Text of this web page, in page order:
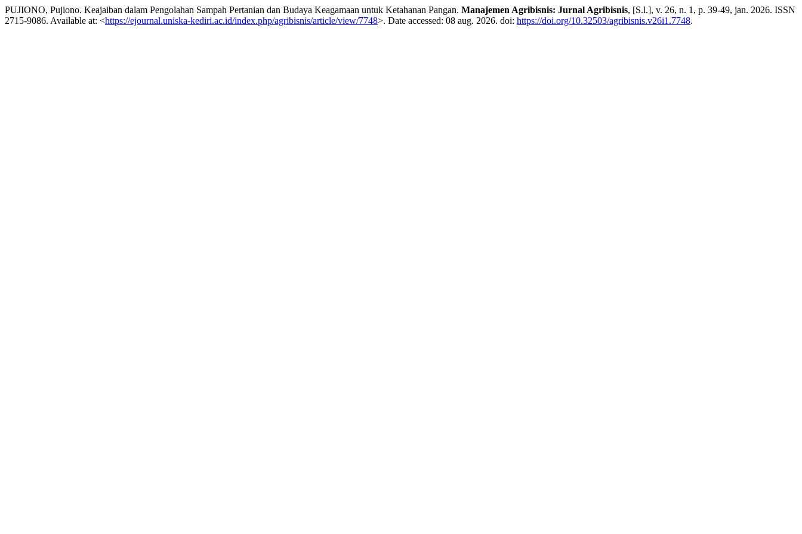
PUJIONO, Pujiono. Keajaiban dalam Pengolahan Sampah Pertanian dan Budaya Keagamaan untuk Ketahanan Pangan. Manajemen Agribisnis: Jurnal Agribisnis, [S.l.], v. 26, n. 1, p. 39-49, jan. 2026. ISSN
2715-9086. Available at: <https://ejournal.uniska-kediri.ac.id/index.php/agribisnis/article/view/7748>. Date accessed: 08 aug. 2026. doi: https://doi.org/10.32503/agribisnis.v26i1.7748.